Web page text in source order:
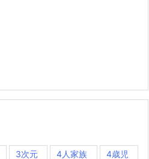
3次元 4人家族 4歳児